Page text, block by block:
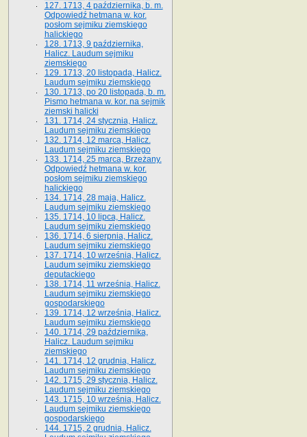
127. 1713, 4 października, b. m.
Odpowiedź hetmana w. kor.
posłom sejmiku ziemskiego
halickiego
128. 1713, 9 października,
Halicz. Laudum sejmiku
ziemskiego
129. 1713, 20 listopada, Halicz.
Laudum sejmiku ziemskiego
130. 1713, po 20 listopada, b. m.
Pismo hetmana w. kor. na sejmik
ziemski halicki
131. 1714, 24 stycznia, Halicz.
Laudum sejmiku ziemskiego
132. 1714, 12 marca, Halicz.
Laudum sejmiku ziemskiego
133. 1714, 25 marca, Brzeżany.
Odpowiedź hetmana w. kor.
posłom sejmiku ziemskiego
halickiego
134. 1714, 28 maja, Halicz.
Laudum sejmiku ziemskiego
135. 1714, 10 lipca, Halicz.
Laudum sejmiku ziemskiego
136. 1714, 6 sierpnia, Halicz.
Laudum sejmiku ziemskiego
137. 1714, 10 września, Halicz.
Laudum sejmiku ziemskiego
deputackiego
138. 1714, 11 września, Halicz.
Laudum sejmiku ziemskiego
gospodarskiego
139. 1714, 12 września, Halicz.
Laudum sejmiku ziemskiego
140. 1714, 29 października,
Halicz. Laudum sejmiku
ziemskiego
141. 1714, 12 grudnia, Halicz.
Laudum sejmiku ziemskiego
142. 1715, 29 stycznia, Halicz.
Laudum sejmiku ziemskiego
143. 1715, 10 września, Halicz.
Laudum sejmiku ziemskiego
gospodarskiego
144. 1715, 2 grudnia, Halicz.